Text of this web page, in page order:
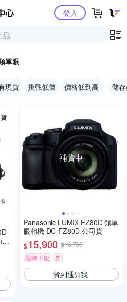
Yahoo購物中心登入
單眼
現貨 挑戰低價 價格低到高 儲
補貨中
Panasonic LUMIX FZ80D 類單
眼相機 DC-FZ80D 公司貨
$15,900 $16,736
限時下殺
券
貨到通知我